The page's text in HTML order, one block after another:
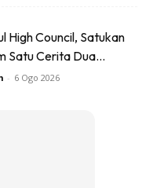
High Council, Satukan
Satu Cerita Dua...
- 6 Ogo 2026